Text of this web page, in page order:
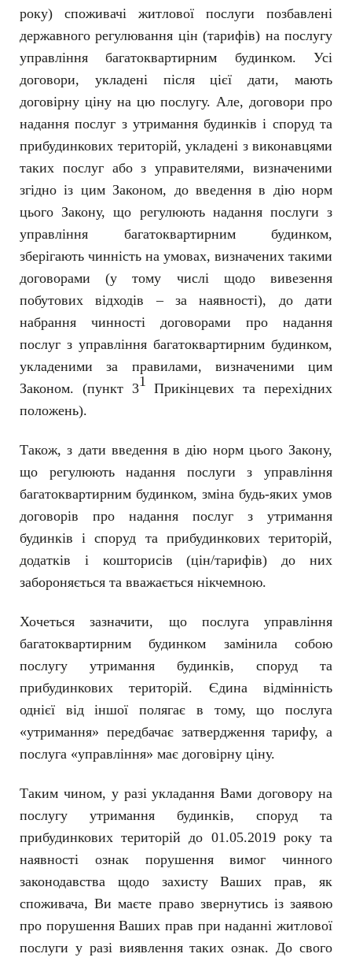
року) споживачі житлової послуги позбавлені
державного регулювання цін (тарифів) на послугу
управління багатоквартирним будинком. Усі
договори, укладені після цієї дати, мають
договірну ціну на цю послугу. Але, договори про
надання послуг з утримання будинків і споруд та
прибудинкових територій, укладені з виконавцями
таких послуг або з управителями, визначеними
згідно із цим Законом, до введення в дію норм
цього Закону, що регулюють надання послуги з
управління багатоквартирним будинком,
зберігають чинність на умовах, визначених такими
договорами (у тому числі щодо вивезення
побутових відходів – за наявності), до дати
набрання чинності договорами про надання
послуг з управління багатоквартирним будинком,
укладеними за правилами, визначеними цим
Законом. (пункт 31Прикінцевих та перехідних
положень).
Також, з дати введення в дію норм цього Закону,
що регулюють надання послуги з управління
багатоквартирним будинком, зміна будь-яких умов
договорів про надання послуг з утримання
будинків і споруд та прибудинкових територій,
додатків і кошторисів (цін/тарифів) до них
забороняється та вважається нікчемною.
Хочеться зазначити, що послуга управління
багатоквартирним будинком замінила собою
послугу утримання будинків, споруд та
прибудинкових територій. Єдина відмінність
однієї від іншої полягає в тому, що послуга
«утримання» передбачає затвердження тарифу, а
послуга «управління» має договірну ціну.
Таким чином, у разі укладання Вами договору на
послугу утримання будинків, споруд та
прибудинкових територій до 01.05.2019 року та
наявності ознак порушення вимог чинного
законодавства щодо захисту Ваших прав, як
споживача, Ви маєте право звернутись із заявою
про порушення Ваших прав при наданні житлової
послуги у разі виявлення таких ознак. До свого